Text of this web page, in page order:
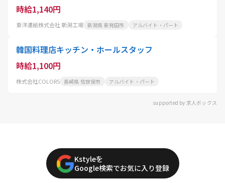
時給1,140円
東洋濾紙株式会社 新潟工場 新潟県 新発田市 アルバイト・パート
韓国料理店キッチン・ホールスタッフ
時給1,100円
株式会社COLORS 長崎県 佐世保市 アルバイト・パート
supported by 求人ボックス
Kstyleを
Google検索でお気に入り登録